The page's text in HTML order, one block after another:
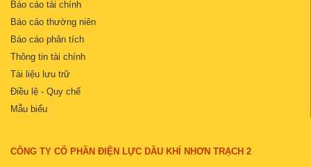
Báo cáo tài chính
Báo cáo thường niên
Báo cáo phân tích
Thông tin tài chính
Tài liệu lưu trữ
Điều lệ - Quy chế
Mẫu biểu
CÔNG TY CỔ PHẦN ĐIỆN LỰC DẦU KHÍ NHƠN TRẠCH 2